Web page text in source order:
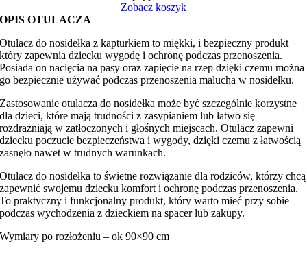
Zobacz koszyk
OPIS OTULACZA
Otulacz do nosidełka z kapturkiem to miękki, i bezpieczny produkt
który zapewnia dziecku wygodę i ochronę podczas przenoszenia.
Posiada on nacięcia na pasy oraz zapięcie na rzep dzięki czemu można
go bezpiecznie używać podczas przenoszenia malucha w nosidełku.
Zastosowanie otulacza do nosidełka może być szczególnie korzystne
dla dzieci, które mają trudności z zasypianiem lub łatwo się
rozdrażniają w zatłoczonych i głośnych miejscach. Otulacz zapewni
dziecku poczucie bezpieczeństwa i wygody, dzięki czemu z łatwością
zasnęło nawet w trudnych warunkach.
Otulacz do nosidełka to świetne rozwiązanie dla rodziców, którzy chcą
zapewnić swojemu dziecku komfort i ochronę podczas przenoszenia.
To praktyczny i funkcjonalny produkt, który warto mieć przy sobie
podczas wychodzenia z dzieckiem na spacer lub zakupy.
Wymiary po rozłożeniu – ok 90×90 cm